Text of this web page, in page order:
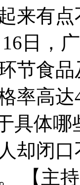
压"枕头大战"
来有
日，
节食
率高
具体
却闭
【主